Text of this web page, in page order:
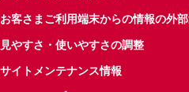
お客さまご利用端末からの情報の外
見やすさ・使いやすさの調整
サイトメンテナンス情報